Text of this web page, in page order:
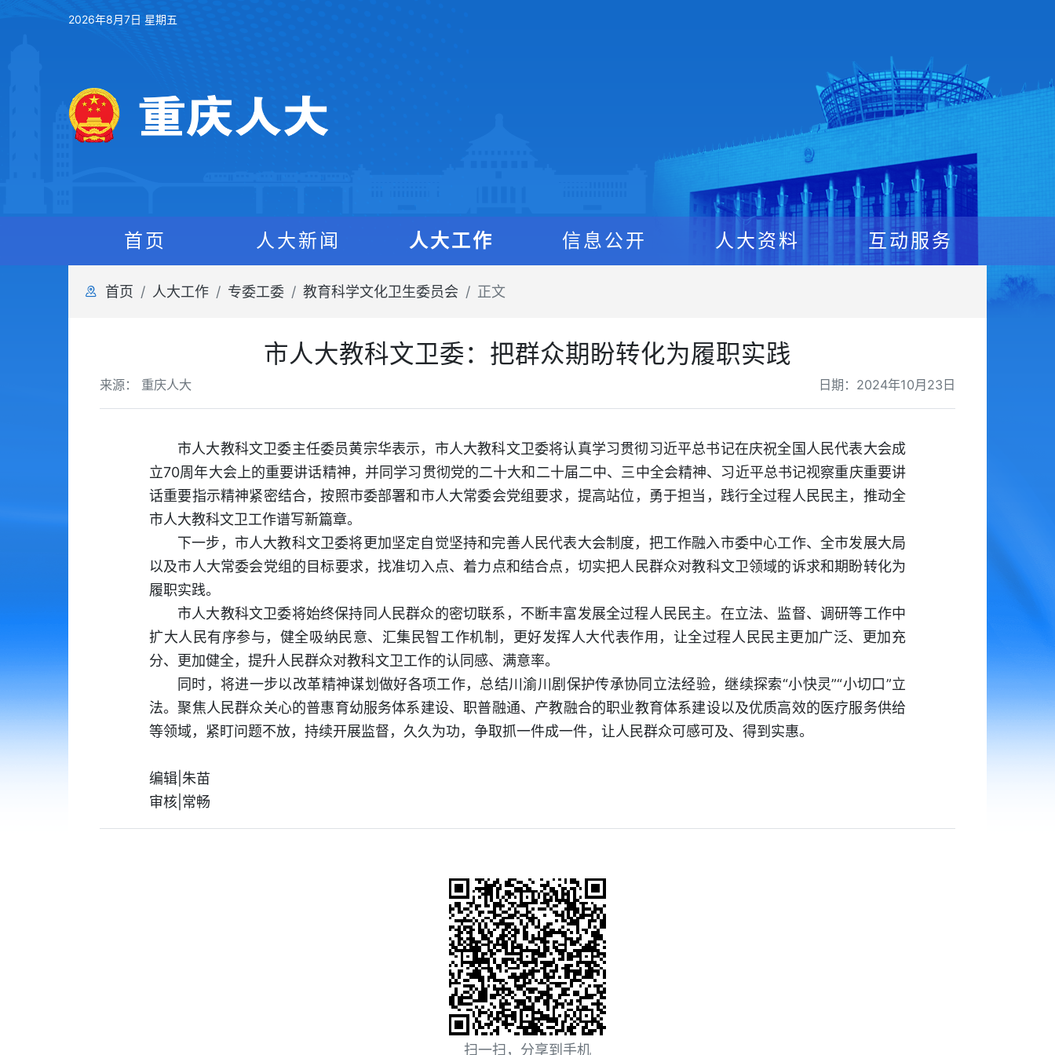
2026年8月7日 星期五
首页 人大新闻 人大工作 信息公开 人大资料 互动服务
首页 人大工作 专委工委 教育科学文化卫生委员会 正文
市人大教科文卫委：把群众期盼转化为履职实践
日期：2024年10月23日
来源： 重庆人大
市人大教科文卫委主任委员黄宗华表示，市人大教科文卫委将认真学习贯彻习近平总书记在庆祝全国人民代表大会成
立70周年大会上的重要讲话精神，并同学习贯彻党的二十大和二十届二中、三中全会精神、习近平总书记视察重庆重要讲
话重要指示精神紧密结合，按照市委部署和市人大常委会党组要求，提高站位，勇于担当，践行全过程人民民主，推动全
市人大教科文卫工作谱写新篇章。
下一步，市人大教科文卫委将更加坚定自觉坚持和完善人民代表大会制度，把工作融入市委中心工作、全市发展大局
以及市人大常委会党组的目标要求，找准切入点、着力点和结合点，切实把人民群众对教科文卫领域的诉求和期盼转化为
履职实践。
市人大教科文卫委将始终保持同人民群众的密切联系，不断丰富发展全过程人民民主。在立法、监督、调研等工作中
扩大人民有序参与，健全吸纳民意、汇集民智工作机制，更好发挥人大代表作用，让全过程人民民主更加广泛、更加充
分、更加健全，提升人民群众对教科文卫工作的认同感、满意率。
同时，将进一步以改革精神谋划做好各项工作，总结川渝川剧保护传承协同立法经验，继续探索“小快灵”“小切口”立
法。聚焦人民群众关心的普惠育幼服务体系建设、职普融通、产教融合的职业教育体系建设以及优质高效的医疗服务供给
等领域，紧盯问题不放，持续开展监督，久久为功，争取抓一件成一件，让人民群众可感可及、得到实惠。
编辑|朱苗
审核|常畅
扫一扫，分享到手机